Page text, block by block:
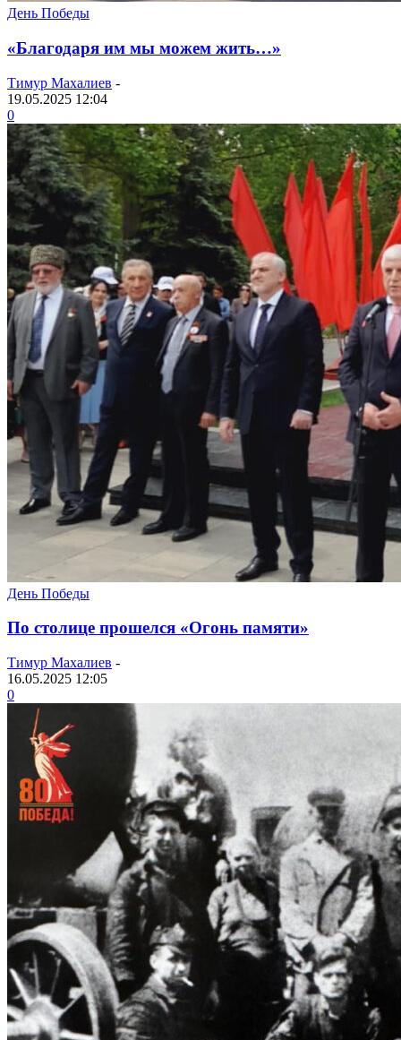
День Победы
«Благодаря им мы можем жить…»
Тимур Махалиев -
19.05.2025 12:04
0
День Победы
По столице прошелся «Огонь памяти»
Тимур Махалиев -
16.05.2025 12:05
0